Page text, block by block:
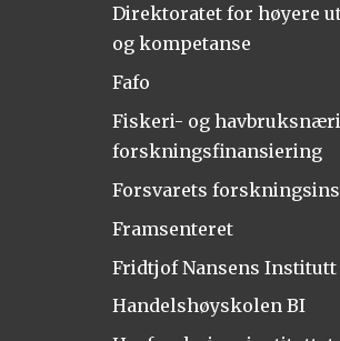
Direktoratet for høyere
og kompetanse
Fafo
Fiskeri- og
forskningsfinansiering
Forsvarets
Framsenteret
Fridtjof Nansens Institutt
Handelshøyskolen BI